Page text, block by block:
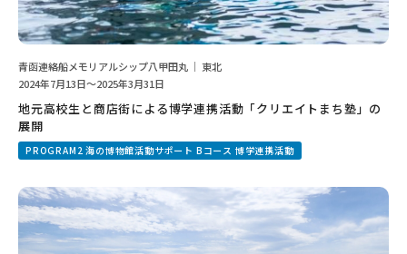
青函連絡船メモリアルシップ八甲田丸 ｜ 東北
2024年7月13日～2025年3月31日
地元高校生と商店街による博学連携活動「クリエイトまち塾」の
展開
PROGRAM2 海の博物館活動サポート Bコース 博学連携活動